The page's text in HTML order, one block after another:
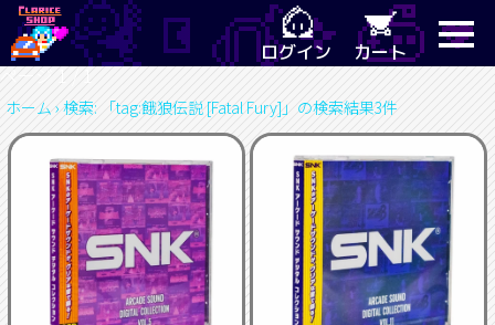
ログイン カート
ページ 1 / 1
ホーム › 検索: 「tag:餓狼伝説 [Fatal Fury]」の検索結果3件